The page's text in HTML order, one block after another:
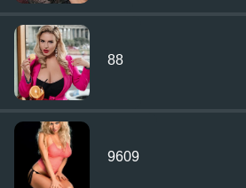
88
9609